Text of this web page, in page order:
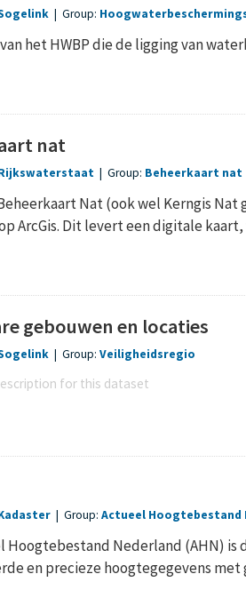
| Group:
het HWBP die de ligging van
nat
| Group: Beheerkaart nat
Nat (ook wel Kerngis
ArcGis. Dit levert een digitale
gebouwen en locaties
| Group: Veiligheidsregio
for this dataset
| Group: Actueel Hoogtebestand
Hoogtebestand Nederland (AHN)
en precieze hoogtegegevens